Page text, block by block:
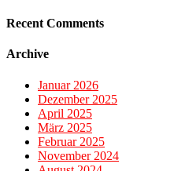
Recent Comments
Archive
Januar 2026
Dezember 2025
April 2025
März 2025
Februar 2025
November 2024